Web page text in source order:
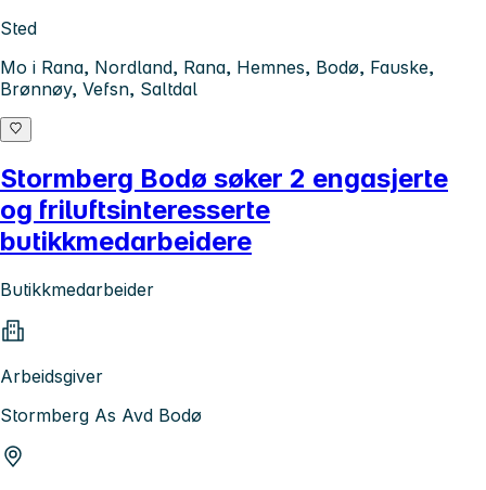
Sted
Mo i Rana, Nordland, Rana, Hemnes, Bodø, Fauske,
Brønnøy, Vefsn, Saltdal
Stormberg Bodø søker 2 engasjerte
og friluftsinteresserte
butikkmedarbeidere
Butikkmedarbeider
Arbeidsgiver
Stormberg As Avd Bodø